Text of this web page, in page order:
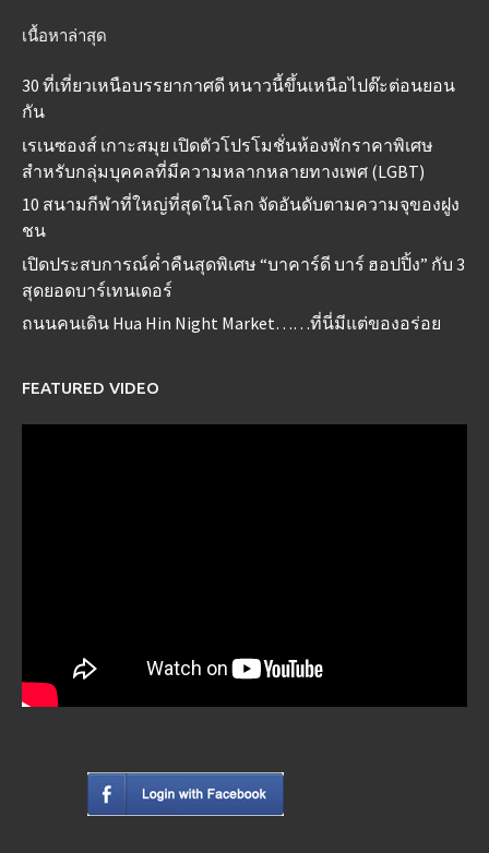
เนื้อหาล่าสุด
30 ที่เที่ยวเหนือบรรยากาศดี หนาวนี้ขึ้นเหนือไปต๊ะต่อนยอน
กัน
เรเนซองส์ เกาะสมุย เปิดตัวโปรโมชั่นห้องพักราคาพิเศษ
สำหรับกลุ่มบุคคลที่มีความหลากหลายทางเพศ (LGBT)
10 สนามกีฬาที่ใหญ่ที่สุดในโลก จัดอันดับตามความจุของฝูง
ชน
เปิดประสบการณ์ค่ำคืนสุดพิเศษ “บาคาร์ดี บาร์ ฮอปปิ้ง” กับ 3
สุดยอดบาร์เทนเดอร์
ถนนคนเดิน Hua Hin Night Market……ที่นี่มีแต่ของอร่อย
FEATURED VIDEO